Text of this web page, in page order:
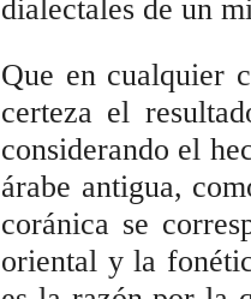
dialectales de un
certeza el
considerando el
árabe antigua,
coránica se
oriental y la